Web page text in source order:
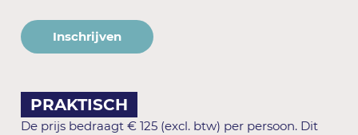
Inschrijven
PRAKTISCH
De prijs bedraagt € 125 (excl. btw) per persoon. Dit